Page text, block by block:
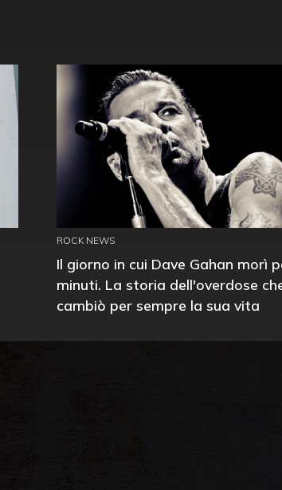
ROCK NEWS
Il giorno in cui Dave Gahan morì
minuti. La storia dell'overdose
cambiò per sempre la sua vita